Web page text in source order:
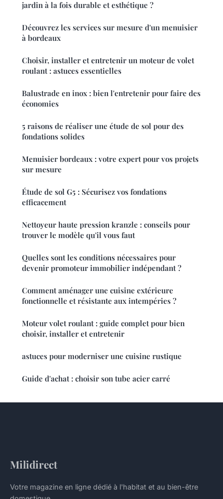
jardin à la fois durable et esthétique ?
Découvrez les services sur mesure d'un menuisier
à bordeaux
Choisir, installer et entretenir un moteur de volet
roulant : astuces essentielles
Balustrade en inox : bien l'entretenir pour faire des
économies
5 raisons de réaliser une étude de sol pour des
fondations solides
Menuisier bordeaux : votre expert pour vos projets
sur mesure
Étude de sol G5 : Sécurisez vos fondations
efficacement
Nettoyeur haute pression kranzle : conseils pour
trouver le modèle qu'il vous faut
Quelles sont les conditions nécessaires pour
devenir promoteur immobilier indépendant ?
Comment aménager une cuisine extérieure
fonctionnelle et résistante aux intempéries ?
Moteur volet roulant : guide complet pour bien
choisir, installer et entretenir
astuces pour moderniser une cuisine rustique
Guide d'achat : choisir son tube acier carré
Milidirect
Votre magazine en ligne dédié à l'habitat et au bien-être